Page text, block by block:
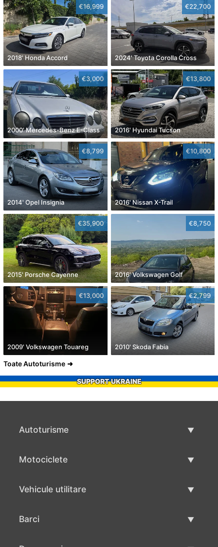
€16,999
2018' Honda Accord
€22,700
2024' Toyota Corolla Cross
€3,000
2000' Mercedes-Benz E-Class
€13,800
2016' Hyundai Tucson
€8,799
2014' Opel Insignia
€10,800
2016' Nissan X-Trail
€35,900
2015' Porsche Cayenne
€8,750
2016' Volkswagen Golf
€13,000
2009' Volkswagen Touareg
€2,799
2010' Skoda Fabia
Toate Autoturisme
SUPPORT UKRAINE
Autoturisme
Motociclete
Vehicule utilitare
Barci